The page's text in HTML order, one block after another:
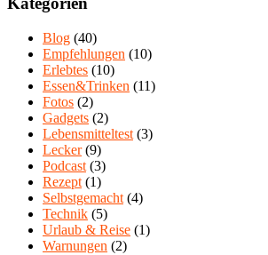
Blog (40)
Empfehlungen (10)
Erlebtes (10)
Essen&Trinken (11)
Fotos (2)
Gadgets (2)
Lebensmitteltest (3)
Lecker(9)
Podcast (3)
Rezept (1)
Selbstgemacht (4)
Technik (5)
Urlaub & Reise (1)
Warnungen (2)